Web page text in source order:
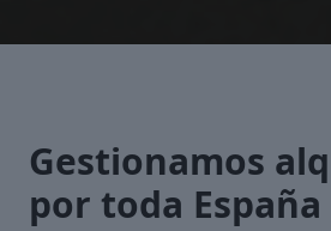
Gestionamos
por toda España